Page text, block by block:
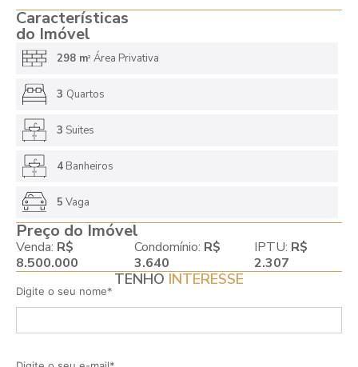
Características
do Imóvel
298 m2 Área Privativa
3 Quartos
3 Suites
4Banheiros
5 Vaga
Preço do Imóvel
Venda: R$
8.500.000
Condomínio: R$
3.640
IPTU: R$
2.307
TENHO INTERESSE
Digite o seu nome*